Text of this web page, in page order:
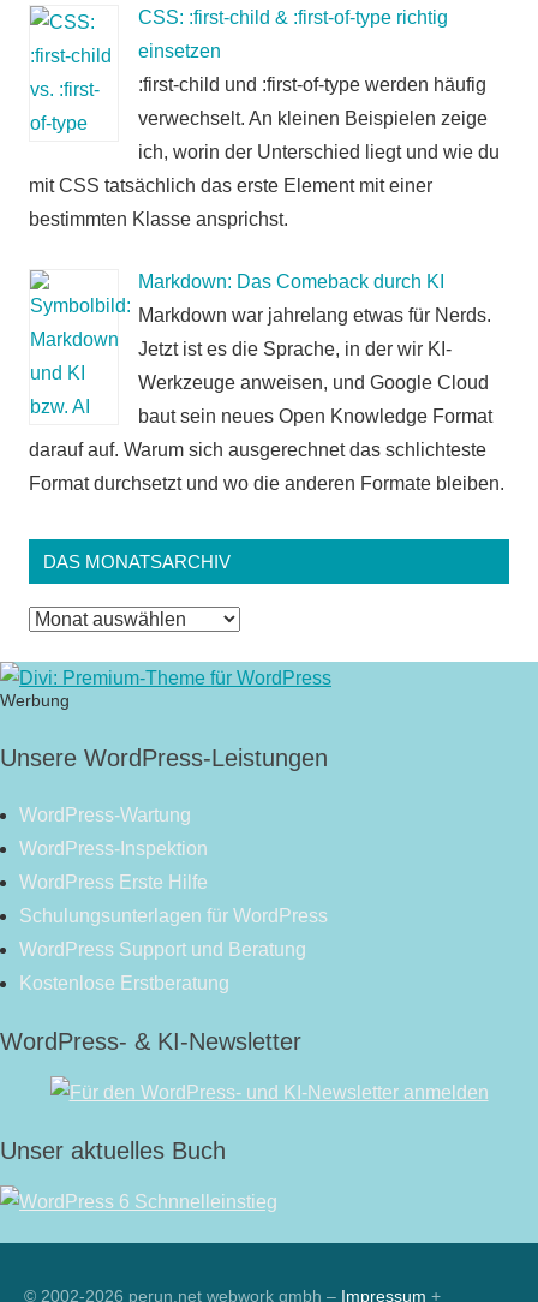
CSS: :first-child & :first-of-type richtig
einsetzen
:first-child und :first-of-type werden häufig
verwechselt. An kleinen Beispielen zeige
ich, worin der Unterschied liegt und wie du
mit CSS tatsächlich das erste Element mit einer
bestimmten Klasse ansprichst.
Markdown: Das Comeback durch KI
Markdown war jahrelang etwas für Nerds.
Jetzt ist es die Sprache, in der wir KI-
Werkzeuge anweisen, und Google Cloud
baut sein neues Open Knowledge Format
darauf auf. Warum sich ausgerechnet das schlichteste
Format durchsetzt und wo die anderen Formate bleiben.
DAS MONATSARCHIV
Das
Werbung
Unsere WordPress-Leistungen
WordPress-Wartung
WordPress-Inspektion
WordPress Erste Hilfe
Schulungsunterlagen für WordPress
WordPress Support und Beratung
Kostenlose Erstberatung
WordPress- & KI-Newsletter
Unser aktuelles Buch
© 2002-2026 perun.net webwork gmbh – Impressum +